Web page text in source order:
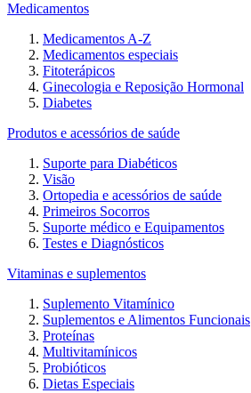
Medicamentos
Medicamentos A-Z
Medicamentos especiais
Fitoterápicos
Ginecologia e Reposição Hormonal
Diabetes
Produtos e acessórios de saúde
Suporte para Diabéticos
Visão
Ortopedia e acessórios de saúde
Primeiros Socorros
Suporte médico e Equipamentos
Testes e Diagnósticos
Vitaminas e suplementos
Suplemento Vitamínico
Suplementos e Alimentos Funcionais
Proteínas
Multivitamínicos
Probióticos
Dietas Especiais